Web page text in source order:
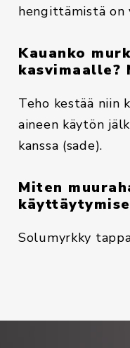
hengittämistä on
Kauanko
Teho kestää niin
aineen käytön
kanssa (sade).
Miten
Solumyrkky